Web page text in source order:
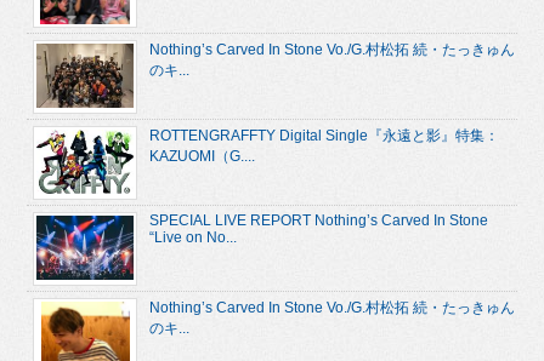
Nothing’s Carved In Stone Vo./G.村松拓 続・たっきゅん
のキ...
ROTTENGRAFFTY Digital Single『永遠と影』特集：
KAZUOMI（G....
SPECIAL LIVE REPORT Nothing’s Carved In Stone
“Live on No...
Nothing’s Carved In Stone Vo./G.村松拓 続・たっきゅん
のキ...